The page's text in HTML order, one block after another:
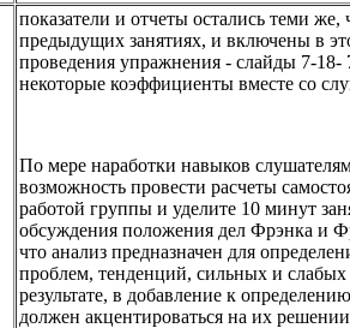
показатели и отчеты остались теми же,
предыдущих занятиях, и включены в
проведения упражнения - слайды 7-18-
некоторые коэффициенты вместе со
По мере наработки навыков
возможность провести расчеты
работой группы и уделите 10 минут
обсуждения положения дел Фрэнка и
что анализ предназначен для
проблем, тенденций, сильных и
результате, в добавление к
должен акцентироваться на их